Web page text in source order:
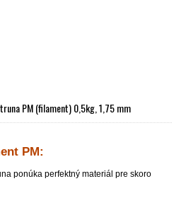
PM (filament) 0,5kg, 1,75 mm
PM:
ponúka perfektný materiál pre skoro